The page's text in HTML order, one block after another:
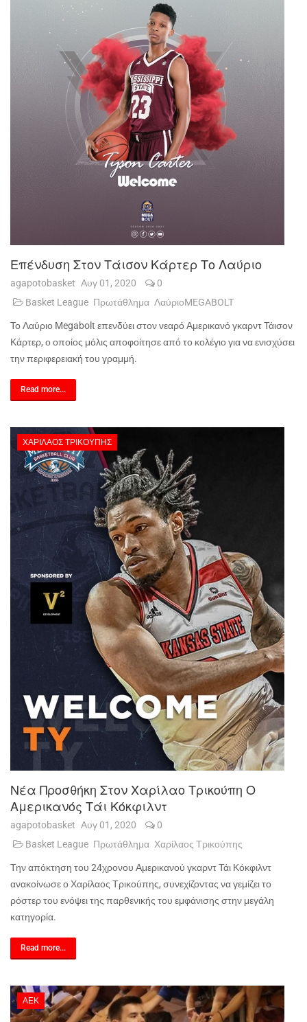
Επένδυση Στον Τάισον Κάρτερ Το Λαύριο
agapotobasket Αυγ 01, 2020
0
Basket League Πρωτάθλημα ΛαύριοMEGABOLT
Το Λαύριο Megabolt επενδύει στον νεαρό Αμερικανό γκαρντ Τάισον
Κάρτερ, ο οποίος μόλις αποφοίτησε από το κολέγιο για να ενισχύσει
την περιφερειακή του γραμμή.
Read more...
ΧΑΡΊΛΑΟΣ ΤΡΙΚΟΎΠΗΣ
Νέα Προσθήκη Στον Χαρίλαο Τρικούπη Ο
Αμερικανός Τάι Κόκφιλντ
agapotobasket Αυγ 01, 2020
0
Basket League Πρωτάθλημα Χαρίλαος Τρικούπης
Την απόκτηση του 24χρονου Αμερικανού γκαρντ Τάι Κόκφιλντ
ανακοίνωσε ο Χαρίλαος Τρικούπης, συνεχίζοντας να γεμίζει το
ρόστερ του ενόψει της παρθενικής του εμφάνισης στην μεγάλη
κατηγορία.
Read more...
ΑΕΚ